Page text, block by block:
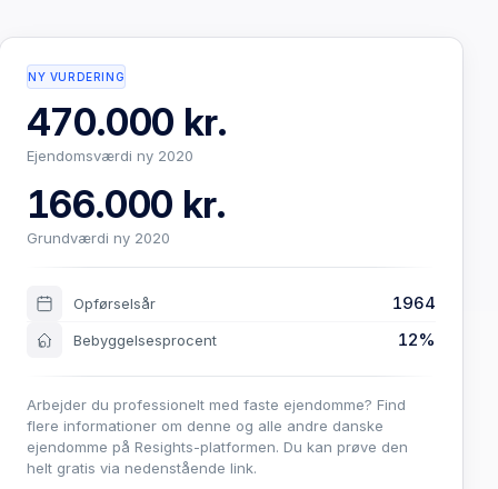
NY VURDERING
470.000 kr.
Ejendomsværdi ny 2020
166.000 kr.
Grundværdi ny 2020
Opførselsår 1964
Bebyggelsesprocent 12%
Arbejder du professionelt med faste ejendomme? Find
flere informationer om denne og alle andre danske
ejendomme på Resights-platformen. Du kan prøve den
helt gratis via nedenstående link.